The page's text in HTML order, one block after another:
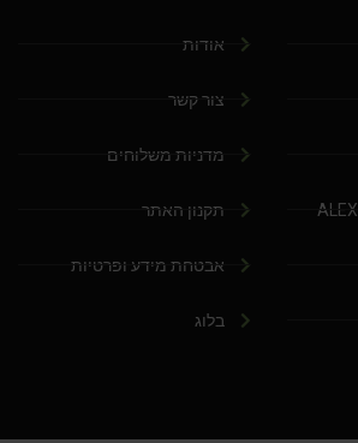
אודות
צור קשר
מדניות משלוחים
תקנון האתר
אבטחת מידע ופרטיות
בלוג